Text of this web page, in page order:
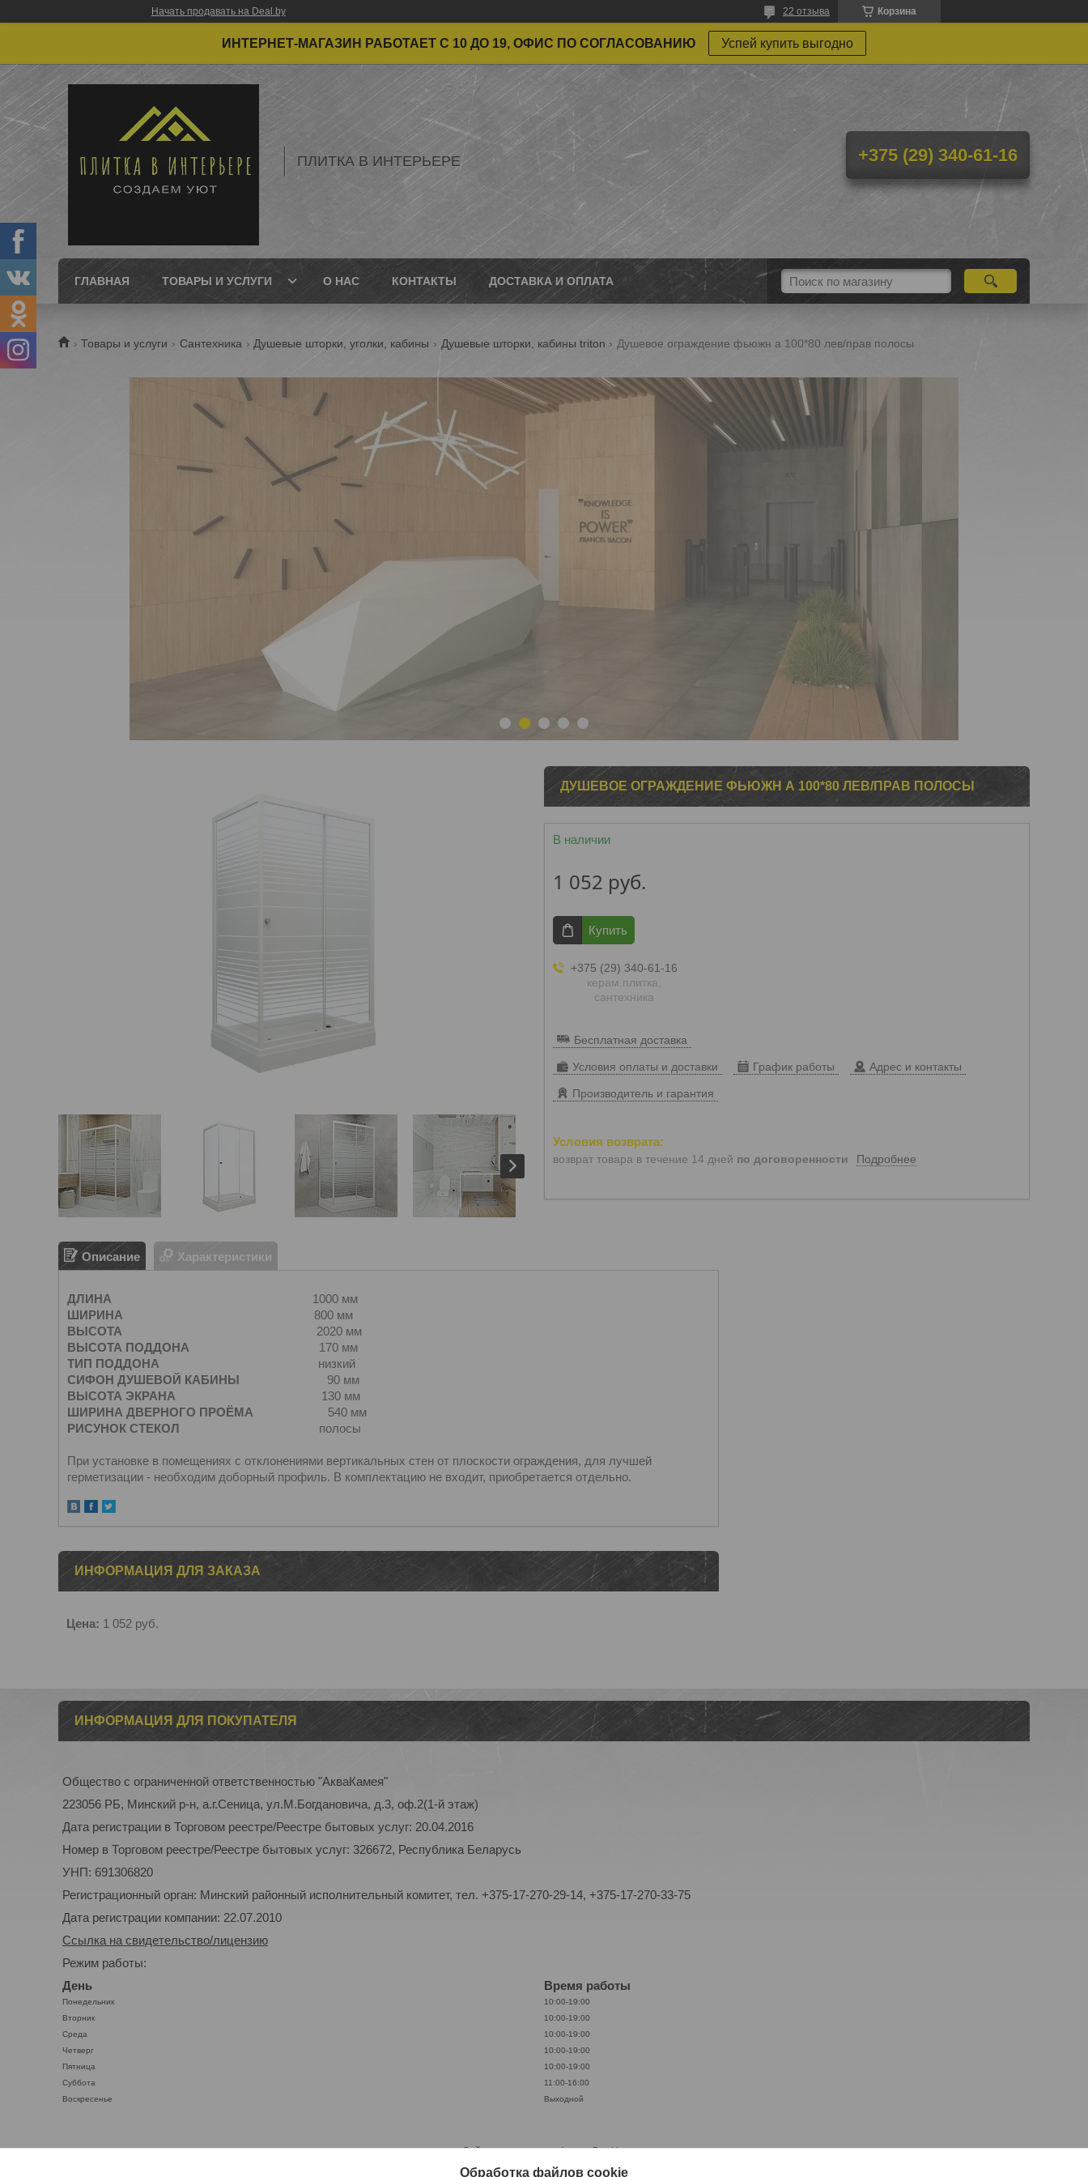
Начать продавать на Deal.by Корзина
22 отзыва
ИНТЕРНЕТ-МАГАЗИН РАБОТАЕТ С 10 ДО 19, ОФИС ПО СОГЛАСОВАНИЮ Успей купить выгодно
ПЛИТКА В ИНТЕРЬЕРЕ +375 (29) 340-61-16
ГЛАВНАЯ ТОВАРЫ И УСЛУГИ О НАС КОНТАКТЫ ДОСТАВКА И ОПЛАТА
Товары и услуги Сантехника Душевые шторки, уголки, кабины Душевые шторки, кабины triton Душевое ограждение фьюжн а 100*80 лев/прав полосы
ДУШЕВОЕ ОГРАЖДЕНИЕ ФЬЮЖН А 100*80 ЛЕВ/ПРАВ ПОЛОСЫ
В наличии
1 052 руб.
Купить
+375 (29) 340-61-16
керам.плитка,
сантехника
Бесплатная доставка
Условия оплаты и доставки График работы Адрес и контакты
Производитель и гарантия
возврат товара в течение 14 дней по договоренности Подробнее
Описание Характеристики
ДЛИНА 1000 мм
ШИРИНА 800 мм
ВЫСОТА 2020 мм
ВЫСОТА ПОДДОНА 170 мм
ТИП ПОДДОНА низкий
СИФОН ДУШЕВОЙ КАБИНЫ 90 мм
ВЫСОТА ЭКРАНА 130 мм
ШИРИНА ДВЕРНОГО ПРОЁМА 540 мм
РИСУНОК СТЕКОЛ полосы
При установке в помещениях с отклонениями вертикальных стен от плоскости ограждения, для лучшей
герметизации - необходим доборный профиль. В комплектацию не входит, приобретается отдельно.
ИНФОРМАЦИЯ ДЛЯ ЗАКАЗА
Цена: 1 052 руб.
ИНФОРМАЦИЯ ДЛЯ ПОКУПАТЕЛЯ
Общество с ограниченной ответственностью "АкваКамея"
223056 РБ, Минский р-н, а.г.Сеница, ул.М.Богдановича, д.3, оф.2(1-й этаж)
Дата регистрации в Торговом реестре/Реестре бытовых услуг: 20.04.2016
Номер в Торговом реестре/Реестре бытовых услуг: 326672, Республика Беларусь
УНП: 691306820
Регистрационный орган: Минский районный исполнительный комитет, тел. +375-17-270-29-14, +375-17-270-33-75
Дата регистрации компании: 22.07.2010
Ссылка на свидетельство/лицензию
Режим работы:
День
Время работы
Понедельник
10:00-19:00
Вторник
10:00-19:00
Среда
10:00-19:00
Четверг
10:00-19:00
Пятница
10:00-19:00
Суббота
11:00-16:00
Воскресенье
Выходной
Сайт создан на платформе Deal.by
Политика обработки файлов cookies
Обработка файлов cookie